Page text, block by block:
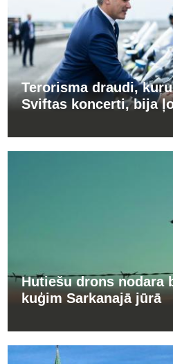
Terorisma draudi,
Sviftas koncerti, bija
Hutiešu drons nodara
kuģim Sarkanajā jūrā